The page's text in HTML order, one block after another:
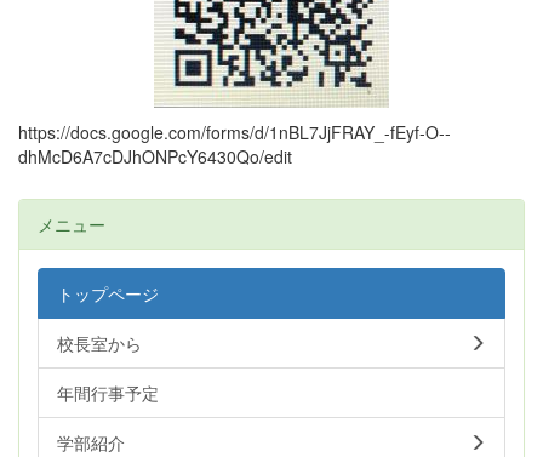
https://docs.google.com/forms/d/1nBL7JjFRAY_-fEyf-O--
dhMcD6A7cDJhONPcY6430Qo/edit
メニュー
トップページ
校長室から
年間行事予定
学部紹介